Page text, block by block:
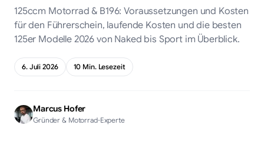
125ccm Motorrad & B196: Voraussetzungen und Kosten
für den Führerschein, laufende Kosten und die besten
125er Modelle 2026 von Naked bis Sport im Überblick.
6. Juli 2026 10Min. Lesezeit
Marcus Hofer
Gründer & Motorrad-Experte